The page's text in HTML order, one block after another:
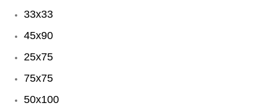
33x33
45x90
25x75
75x75
50x100